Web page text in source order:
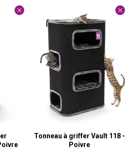
Tonneau à griffer Vault 118 -
Poivre